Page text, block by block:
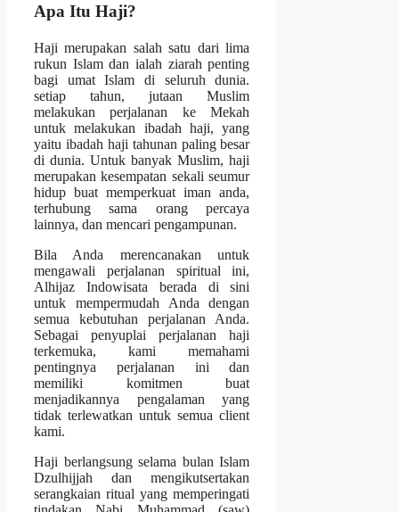
Apa Itu Haji?
Haji merupakan salah satu dari lima
rukun Islam dan ialah ziarah penting
bagi umat Islam di seluruh dunia.
setiap tahun, jutaan Muslim
melakukan perjalanan ke Mekah
untuk melakukan ibadah haji, yang
yaitu ibadah haji tahunan paling besar
di dunia. Untuk banyak Muslim, haji
merupakan kesempatan sekali seumur
hidup buat memperkuat iman anda,
terhubung sama orang percaya
lainnya, dan mencari pengampunan.
Bila Anda merencanakan untuk
mengawali perjalanan spiritual ini,
Alhijaz Indowisata berada di sini
untuk mempermudah Anda dengan
semua kebutuhan perjalanan Anda.
Sebagai penyuplai perjalanan haji
terkemuka, kami memahami
pentingnya perjalanan ini dan
memiliki komitmen buat
menjadikannya pengalaman yang
tidak terlewatkan untuk semua client
kami.
Haji berlangsung selama bulan Islam
Dzulhijjah dan mengikutsertakan
serangkaian ritual yang memperingati